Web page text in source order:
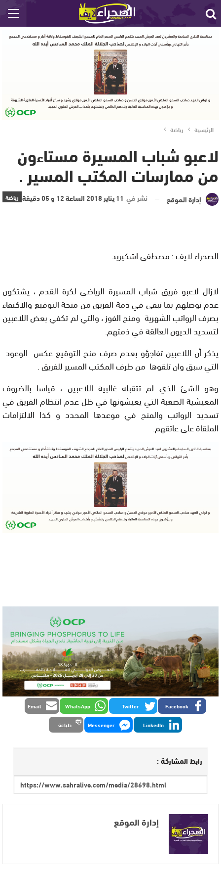
الرئيسية رياضة
لاعبو شباب المسيرة مستاءون
من ممارسات المكتب المسير .
رياضة إدارة الموقع نشر في 11 يناير 2018 الساعة 12 و 05 دقيقة
الصحراء لايف : مصطفى اشكيريد
لازال لاعبو فريق شباب المسيرة الرياضي لكرة القدم ، يشتكون
عدم توصلهم بما تبقى في ذمة الفريق من منحة التوقيع والاكتفاء
بصرف الرواتب الشهرية ومنح الفوز ، والتي لم تكفي بعض اللاعبين
لتسديد الديون العالقة في ذمتهم.
يذكر أن اللاعبين تفاجؤو بعدم صرف منح التوقيع عكس الوعود
التي سبق وان تلقوها من طرف المكتب المسير للفريق .
وهو الشئ الذي لم تتقبله غالبية اللاعبين ، قياسا بالضروف
المعيشية الصعبة التي يعيشونها في ظل عدم انتظام الفريق في
تسديد الرواتب والمنح في موعدها المحدد و كذا الالتزامات
الملقاة على عاتقهم.
Facebook
Twitter
WhatsApp
Email
LinkedIn
Messenger طباعة
رابط المشاركة :
إدارة الموقع